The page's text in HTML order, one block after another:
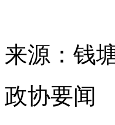
来源：钱
政协要闻